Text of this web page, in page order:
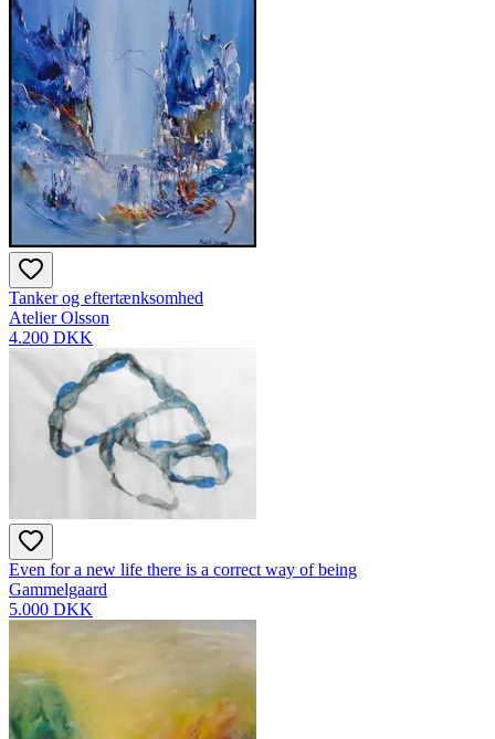
Tanker og eftertænksomhed
Atelier Olsson
4.200 DKK
Even for a new life there is a correct way of being
Gammelgaard
5.000 DKK